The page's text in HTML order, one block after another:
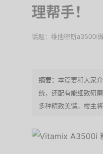
理帮手！
维他密斯a3500i
本篇要和大家
统，还配有能细致研
多种精致美馔。楼主